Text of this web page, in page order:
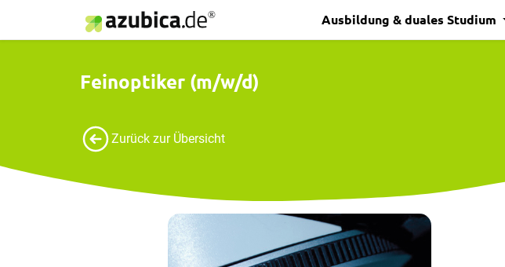
Ausbildung & duales Studium
Feinoptiker (m/w/d)
Zurück zur Übersicht